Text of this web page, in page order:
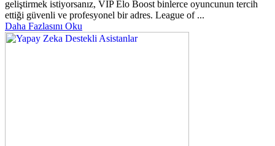
geliştirmek istiyorsanız, VIP Elo Boost binlerce oyuncunun tercih
ettiği güvenli ve profesyonel bir adres. League of ...
Daha Fazlasını Oku